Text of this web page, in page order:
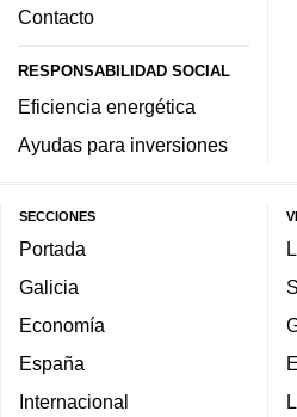
Contacto
RESPONSABILIDAD SOCIAL
Eficiencia energética
Ayudas para inversiones
SECCIONES
Portada
Galicia
Economía
España
Internacional